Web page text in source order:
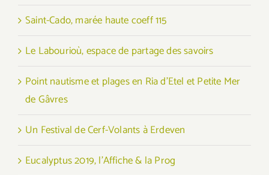
Saint-Cado, marée haute coeff 115
Le Labourioù, espace de partage des savoirs
Point nautisme et plages en Ria d’Etel et Petite Mer
de Gâvres
Un Festival de Cerf-Volants à Erdeven
Eucalyptus 2019, l’Affiche & la Prog